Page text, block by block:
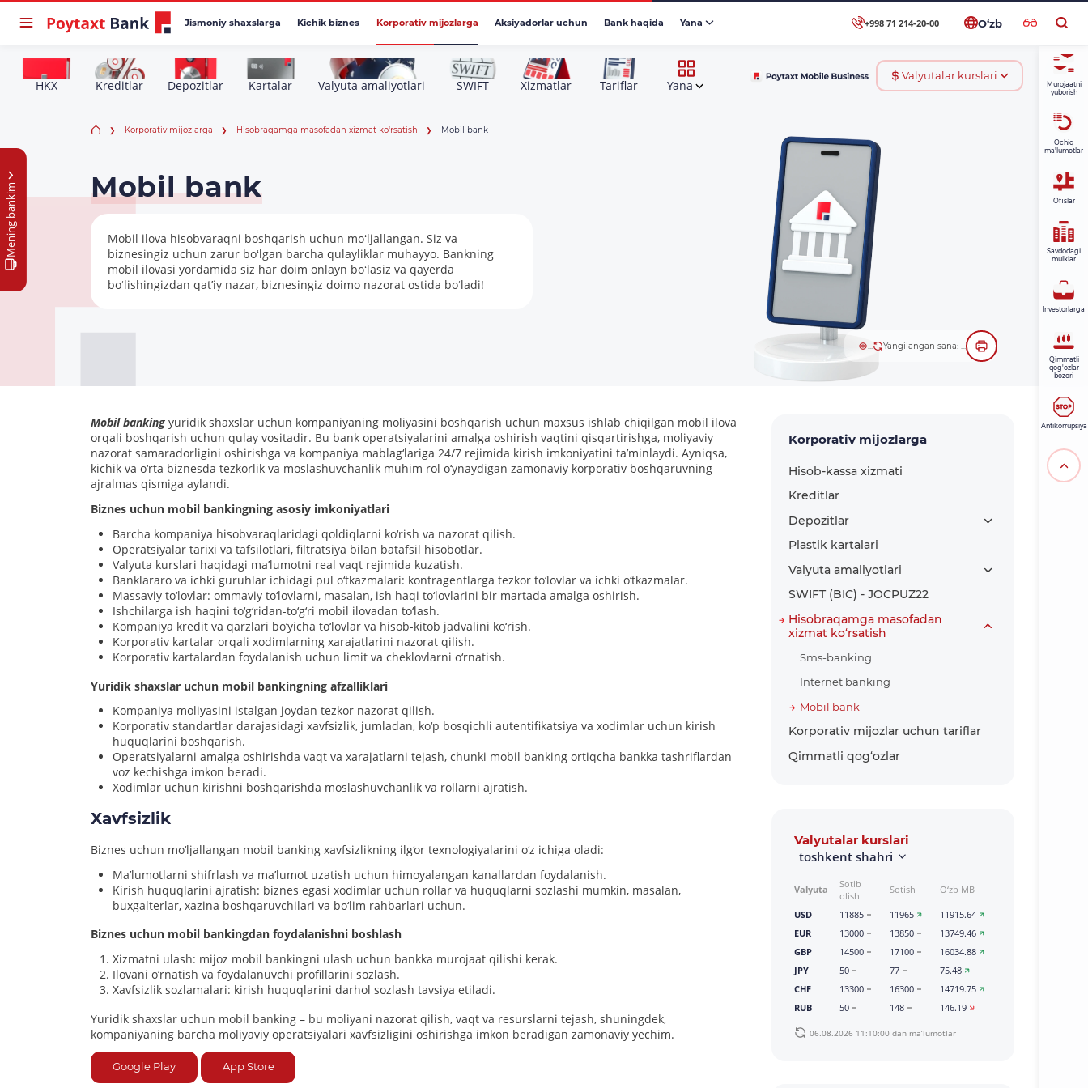
Mening bankim
Jismoniy shaxslarga Kichik biznes Korporativ mijozlarga Aksiyadorlar uchun Bank haqida Yana +998 71 214-20-00 O‘zb
HKX Kreditlar Depozitlar Kartalar Valyuta amaliyotlari SWIFT Xizmatlar Tariflar Yana
Valyutalar kurslari
Korporativ mijozlarga Hisobraqamga masofadan xizmat ko‘rsatish Mobil bank
Yangilangan sana: ...
Mobil bank
Mobil ilova hisobvaraqni boshqarish uchun moʻljallangan. Siz va
biznesingiz uchun zarur boʻlgan barcha qulayliklar muhayyo. Bankning
mobil ilovasi yordamida siz har doim onlayn boʻlasiz va qayerda
boʻlishingizdan qat’iy nazar, biznesingiz doimo nazorat ostida boʻladi!
Mobil banking yuridik shaxslar uchun kompaniyaning moliyasini boshqarish uchun maxsus ishlab chiqilgan mobil ilova
orqali boshqarish uchun qulay vositadir. Bu bank operatsiyalarini amalga oshirish vaqtini qisqartirishga, moliyaviy
nazorat samaradorligini oshirishga va kompaniya mablag‘lariga 24/7 rejimida kirish imkoniyatini ta’minlaydi. Ayniqsa,
kichik va o‘rta biznesda tezkorlik va moslashuvchanlik muhim rol o‘ynaydigan zamonaviy korporativ boshqaruvning
ajralmas qismiga aylandi.
Biznes uchun mobil bankingning asosiy imkoniyatlari
Barcha kompaniya hisobvaraqlaridagi qoldiqlarni ko‘rish va nazorat qilish.
Operatsiyalar tarixi va tafsilotlari, filtratsiya bilan batafsil hisobotlar.
Valyuta kurslari haqidagi ma’lumotni real vaqt rejimida kuzatish.
Banklararo va ichki guruhlar ichidagi pul o‘tkazmalari: kontragentlarga tezkor to‘lovlar va ichki o‘tkazmalar.
Massaviy to‘lovlar: ommaviy to‘lovlarni, masalan, ish haqi to‘lovlarini bir martada amalga oshirish.
Ishchilarga ish haqini to‘g‘ridan-to‘g‘ri mobil ilovadan to‘lash.
Kompaniya kredit va qarzlari bo‘yicha to‘lovlar va hisob-kitob jadvalini ko‘rish.
Korporativ kartalar orqali xodimlarning xarajatlarini nazorat qilish.
Korporativ kartalardan foydalanish uchun limit va cheklovlarni o‘rnatish.
Yuridik shaxslar uchun mobil bankingning afzalliklari
Kompaniya moliyasini istalgan joydan tezkor nazorat qilish.
Korporativ standartlar darajasidagi xavfsizlik, jumladan, ko‘p bosqichli autentifikatsiya va xodimlar uchun kirish
huquqlarini boshqarish.
Operatsiyalarni amalga oshirishda vaqt va xarajatlarni tejash, chunki mobil banking ortiqcha bankka tashriflardan
voz kechishga imkon beradi.
Xodimlar uchun kirishni boshqarishda moslashuvchanlik va rollarni ajratish.
Xavfsizlik
Biznes uchun mo‘ljallangan mobil banking xavfsizlikning ilg‘or texnologiyalarini o‘z ichiga oladi:
Ma’lumotlarni shifrlash va ma’lumot uzatish uchun himoyalangan kanallardan foydalanish.
Kirish huquqlarini ajratish: biznes egasi xodimlar uchun rollar va huquqlarni sozlashi mumkin, masalan,
buxgalterlar, xazina boshqaruvchilari va bo‘lim rahbarlari uchun.
Biznes uchun mobil bankingdan foydalanishni boshlash
Xizmatni ulash: mijoz mobil bankingni ulash uchun bankka murojaat qilishi kerak.
Ilovani o‘rnatish va foydalanuvchi profillarini sozlash.
Xavfsizlik sozlamalari: kirish huquqlarini darhol sozlash tavsiya etiladi.
Yuridik shaxslar uchun mobil banking – bu moliyani nazorat qilish, vaqt va resurslarni tejash, shuningdek,
kompaniyaning barcha moliyaviy operatsiyalari xavfsizligini oshirishga imkon beradigan zamonaviy yechim.
Google Play App Store
Korporativ mijozlarga
Hisob-kassa xizmati
Kreditlar
Depozitlar
Plastik kartalari
Valyuta amaliyotlari
SWIFT (BIC) - JOCPUZ22
Hisobraqamga masofadan
xizmat ko‘rsatish
Sms-banking
Internet banking
Mobil bank
Korporativ mijozlar uchun tariflar
Qimmatli qog‘ozlar
Valyutalar kurslari
toshkent shahri
Valyuta
Sotib
olish
Sotish O‘zb MB
USD 11885 11965
11915.64
EUR
13000 13850
13749.46
GBP
14500 17100
16034.88
JPY
50 77
75.48
CHF
13300 16300
14719.75
RUB
50 148 146.19
06.08.2026 11:10:00 dan ma’lumotlar
Murojaatni
yuborish
Ochiq
ma’lumotlar
Ofislar
Savdodagi
mulklar
Investorlarga
Qimmatli
qog'ozlar
bozori
Antikorrupsiya